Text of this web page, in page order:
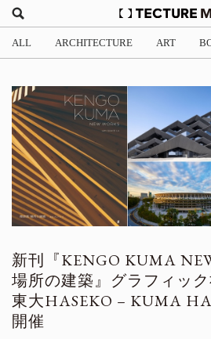
ALL ARCHITECTURE ART
新刊『KENGO KUMA
場所の建築』グラフィック
東大HASEKO – KUMA
開催